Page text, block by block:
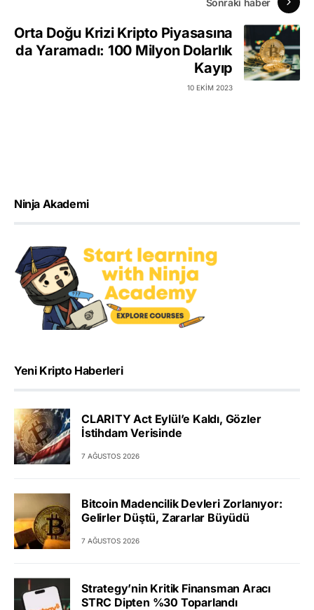
Orta Doğu Krizi Kripto Piyasasına
da Yaramadı: 100 Milyon Dolarlık
Kayıp
10 EKIM 2023
Ninja Akademi
Yeni Kripto Haberleri
CLARITY Act Eylül’e Kaldı, Gözler
İstihdam Verisinde
7 AĞUSTOS 2026
Bitcoin Madencilik Devleri Zorlanıyor:
Gelirler Düştü, Zararlar Büyüdü
7 AĞUSTOS 2026
Strategy’nin Kritik Finansman Aracı
STRC Dipten %30 Toparlandı